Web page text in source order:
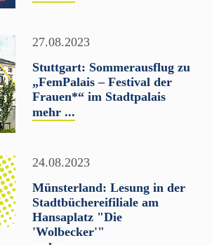
27.08.2023
Stuttgart: Sommerausflug zu
„FemPalais – Festival der
Frauen*“ im Stadtpalais
mehr ...
24.08.2023
Münsterland: Lesung in der
Stadtbüchereifiliale am
Hansaplatz "Die
'Wolbecker'"